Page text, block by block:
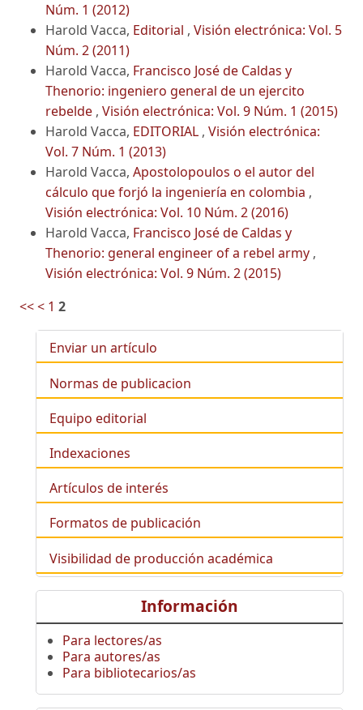
Núm. 1 (2012)
Harold Vacca, Editorial , Visión electrónica: Vol. 5
Núm. 2 (2011)
Harold Vacca, Francisco José de Caldas y
Thenorio: ingeniero general de un ejercito
rebelde , Visión electrónica: Vol. 9 Núm. 1 (2015)
Harold Vacca, EDITORIAL , Visión electrónica:
Vol. 7 Núm. 1 (2013)
Harold Vacca, Apostolopoulos o el autor del
cálculo que forjó la ingeniería en colombia ,
Visión electrónica: Vol. 10 Núm. 2 (2016)
Harold Vacca, Francisco José de Caldas y
Thenorio: general engineer of a rebel army ,
Visión electrónica: Vol. 9 Núm. 2 (2015)
<<< 1 2
Enviar un artículo
Normas de publicacion
Equipo editorial
Indexaciones
Artículos de interés
Formatos de publicación
Visibilidad de producción académica
Información
Para lectores/as
Para autores/as
Para bibliotecarios/as